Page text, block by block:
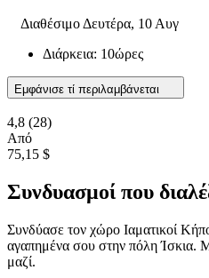
Διαθέσιμο Δευτέρα, 10 Αυγ
Διάρκεια: 10ώρες
Εμφάνισε τί περιλαμβάνεται
4,8 (28)
Από
75,15 $
Συνδυασμοί που
Συνδύασε τον χώρο Ιαματικοί
αγαπημένα σου στην πόλη Ίσκια.
μαζί.